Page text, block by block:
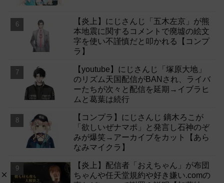
【炎上】にじさんじ「五木左京」が熊
本地震に関するコメントで廃墟の絵文
字を使い不謹慎だと叩かれる【コンプ
ラ】
【youtube】にじさんじ「塚原大地」
のリズム天国配信がBANされ、ライバ
ーたちが次々と配信を延期→イブラヒ
ムと葛葉は続行
【コンプラ】にじさんじ 鏑木ろこが
「欲しいぜナマポ」と発言し石神のぞ
みが爆笑→アーカイブをカット【あら
なみマイクラ】
【炎上】配信者「おえちゃん」が布団
ちゃんや任天堂規約や好き嫌い.comの